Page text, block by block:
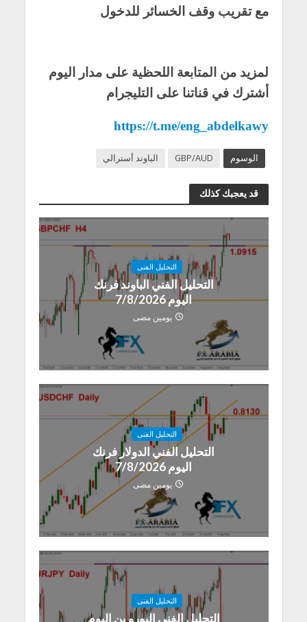
مع تقريب وقف الخسائر للدخول
لمزيد من المتابعة اللحظية على مدار اليوم
أشترك في قناتنا على التليجرام
https://t.me/eng_abdelkawy
الوسوم GBP/AUD الباوند أسترالي
قد يعجبك كذلك
التحليل الفنى
التحليل الفني الباوند فرنك
اليوم 7/8/2026
يومين مضى
التحليل الفنى
التحليل الفني الدولار فرنك
اليوم 7/8/2026
يومين مضى
التحليل الفنى
التحليل الفني اليورو ين اليوم